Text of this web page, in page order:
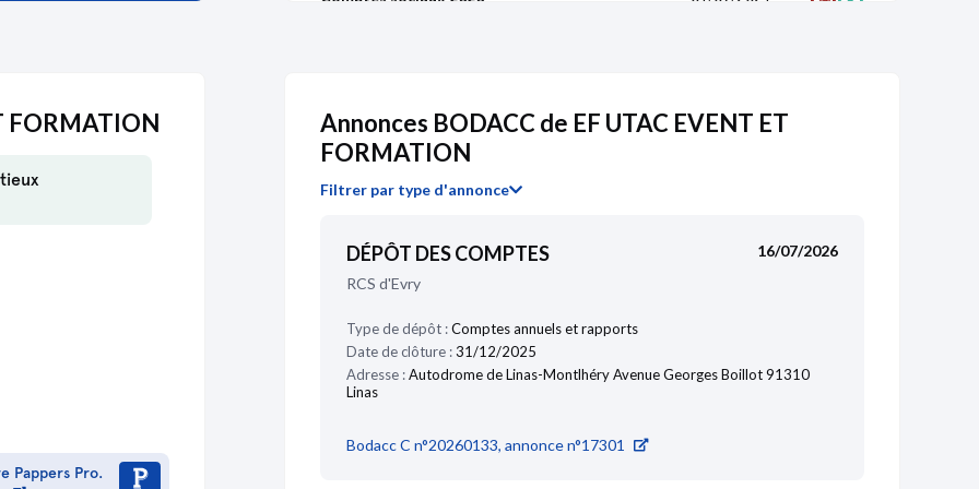
24/04/2018 Comptes sociaux 2018 18/07/2019
Comptes sociaux 2018
Comptes sociaux 2017 01/08/2018
FORMATION
Pappers Pro.
Annonces BODACC de EF UTAC EVENT ET
FORMATION
Filtrer par type d'annonce
DÉPÔT DES COMPTES
16/07/2026
RCS d'Evry
Type de dépôt :Comptes annuels et rapports
Date de clôture :31/12/2025
Adresse :Autodrome de Linas-Montlhéry Avenue Georges Boillot 91310
Linas
Bodacc C n°20260133, annonce n°17301